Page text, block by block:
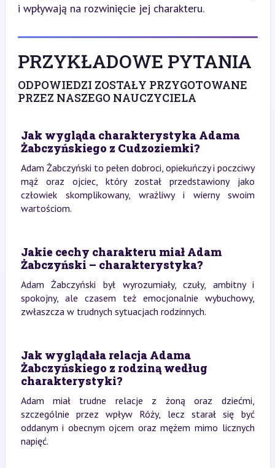
i wpływają na rozwinięcie jej charakteru.
PRZYKŁADOWE PYTANIA
ODPOWIEDZI ZOSTAŁY PRZYGOTOWANE
PRZEZ NASZEGO NAUCZYCIELA
Jak wygląda charakterystyka Adama
Żabczyńskiego z Cudzoziemki?
Adam Żabczyński to pełen dobroci, opiekuńczy i poczciwy
mąż oraz ojciec, który został przedstawiony jako
człowiek skomplikowany, wrażliwy i wierny swoim
wartościom.
Jakie cechy charakteru miał Adam
Żabczyński – charakterystyka?
Adam Żabczyński był wyrozumiały, czuły, ambitny i
spokojny, ale czasem też emocjonalnie wybuchowy,
zwłaszcza w trudnych sytuacjach rodzinnych.
Jak wyglądała relacja Adama
Żabczyńskiego z rodziną według
charakterystyki?
Adam miał trudne relacje z żoną oraz dziećmi,
szczególnie przez wpływ Róży, lecz starał się być
oddanym i obecnym ojcem oraz mężem mimo licznych
napięć.